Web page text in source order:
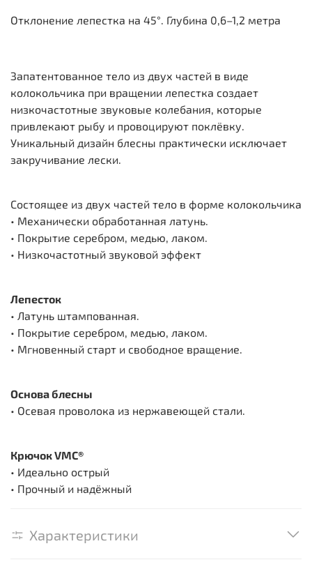
Отклонение лепестка на 45°. Глубина 0,6–1,2 метра
Запатентованное тело из двух частей в виде
колокольчика при вращении лепестка создает
низкочастотные звуковые колебания, которые
привлекают рыбу и провоцируют поклёвку.
Уникальный дизайн блесны практически исключает
закручивание лески.
Состоящее из двух частей тело в форме колокольчика
• Механически обработанная латунь.
• Покрытие серебром, медью, лаком.
• Низкочастотный звуковой эффект
Лепесток
• Латунь штампованная.
• Покрытие серебром, медью, лаком.
• Мгновенный старт и свободное вращение.
Основа блесны
• Осевая проволока из нержавеющей стали.
Крючок VMC®
• Идеально острый
• Прочный и надёжный
Характеристики